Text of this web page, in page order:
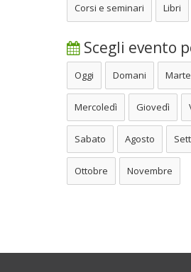
Corsi e seminari Libri
Scegli evento
Oggi Domani
Mercoledì Giovedì
Sabato Agosto
Ottobre Novembre